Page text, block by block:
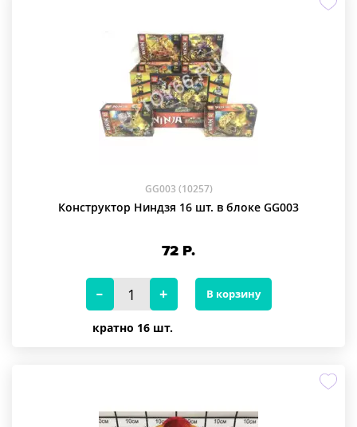
GG003 (10257)
Конструктор Ниндзя 16 шт. в блоке GG003
72 Р.
кратно 16 шт.
В корзину